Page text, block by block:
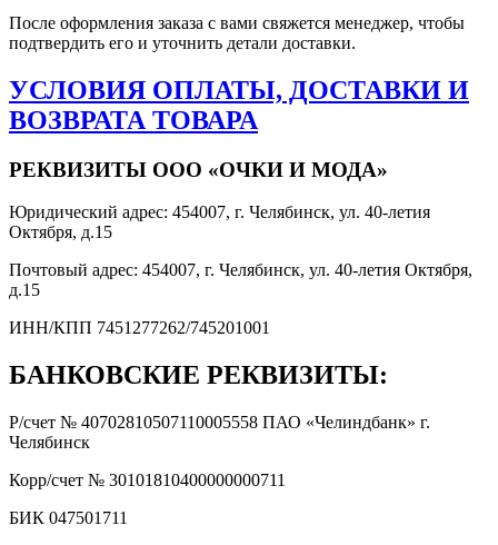
После оформления заказа с вами свяжется менеджер, чтобы
подтвердить его и уточнить детали доставки.
УСЛОВИЯ ОПЛАТЫ, ДОСТАВКИ И
ВОЗВРАТА ТОВАРА
РЕКВИЗИТЫ ООО «ОЧКИ И МОДА»
Юридический адрес: 454007, г. Челябинск, ул. 40-летия
Октября, д.15
Почтовый адрес: 454007, г. Челябинск, ул. 40-летия Октября,
д.15
ИНН/КПП 7451277262/745201001
БАНКОВСКИЕ РЕКВИЗИТЫ:
Р/счет № 40702810507110005558 ПАО «Челиндбанк» г.
Челябинск
Корр/счет № 30101810400000000711
БИК 047501711